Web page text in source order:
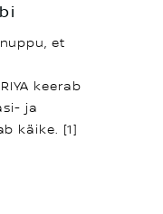
et
keerab
ja
käike. [1]